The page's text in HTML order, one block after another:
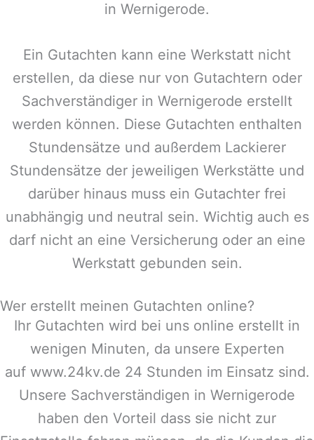
in Wernigerode.
Ein Gutachten kann eine Werkstatt nicht
erstellen, da diese nur von Gutachtern oder
Sachverständiger in Wernigerode erstellt
werden können. Diese Gutachten enthalten
Stundensätze und außerdem Lackierer
Stundensätze der jeweiligen Werkstätte und
darüber hinaus muss ein Gutachter frei
unabhängig und neutral sein. Wichtig auch es
darf nicht an eine Versicherung oder an eine
Werkstatt gebunden sein.
Wer erstellt meinen Gutachten online?
Ihr Gutachten wird bei uns online erstellt in
wenigen Minuten, da unsere Experten
auf www.24kv.de 24 Stunden im Einsatz sind.
Unsere Sachverständigen in Wernigerode
haben den Vorteil dass sie nicht zur